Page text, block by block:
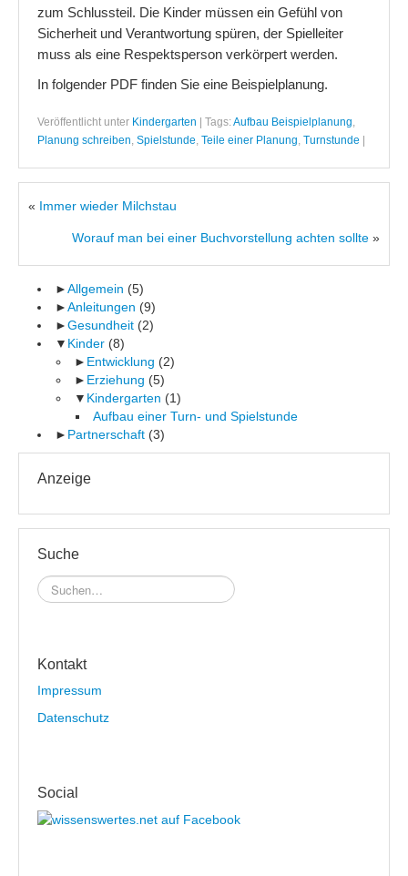
zum Schlussteil. Die Kinder müssen ein Gefühl von
Sicherheit und Verantwortung spüren, der Spielleiter
muss als eine Respektsperson verkörpert werden.
In folgender PDF finden Sie eine Beispielplanung.
Veröffentlicht unter Kindergarten Tags:Aufbau Beispielplanung,
Planung schreiben, Spielstunde, Teile einer Planung, Turnstunde
« Immer wieder Milchstau
Worauf man bei einer Buchvorstellung achten sollte »
►Allgemein (5)
►Anleitungen (9)
►Gesundheit (2)
▼ Kinder (8)
► Entwicklung (2)
► Erziehung (5)
▼ Kindergarten (1)
Aufbau einer Turn- und Spielstunde
► Partnerschaft (3)
Anzeige
Suche
Kontakt
Impressum
Datenschutz
Social